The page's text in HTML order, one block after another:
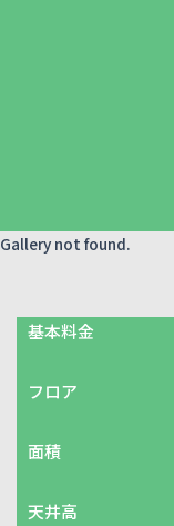
Gallery not found.
基本料金
フロア
面積
天井高